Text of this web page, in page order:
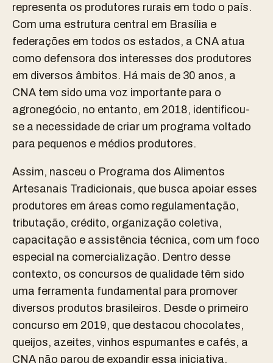
representa os produtores rurais em todo o país.
Com uma estrutura central em Brasília e
federações em todos os estados, a CNA atua
como defensora dos interesses dos produtores
em diversos âmbitos. Há mais de 30 anos, a
CNA tem sido uma voz importante para o
agronegócio, no entanto, em 2018, identificou-
se a necessidade de criar um programa voltado
para pequenos e médios produtores.
Assim, nasceu o Programa dos Alimentos
Artesanais Tradicionais, que busca apoiar esses
produtores em áreas como regulamentação,
tributação, crédito, organização coletiva,
capacitação e assistência técnica, com um foco
especial na comercialização. Dentro desse
contexto, os concursos de qualidade têm sido
uma ferramenta fundamental para promover
diversos produtos brasileiros. Desde o primeiro
concurso em 2019, que destacou chocolates,
queijos, azeites, vinhos espumantes e cafés, a
CNA não parou de expandir essa iniciativa.